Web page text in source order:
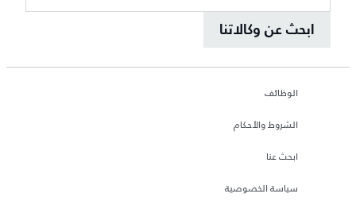
ابحث عن وكالاتنا
الوظائف
الشروط والأحكام
ابحث عنا
سياسة الخصوصية